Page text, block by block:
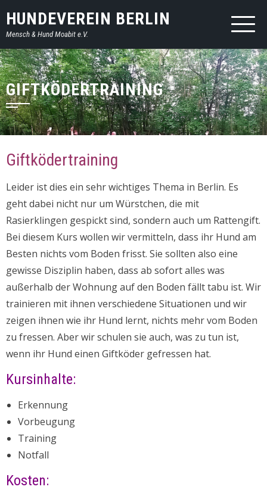
HUNDEVEREIN BERLIN
Mensch & Hund Moabit e.V.
GIFTKÖDERTRAINING
Giftködertraining
Leider ist dies ein sehr wichtiges Thema in Berlin. Es
geht dabei nicht nur um Würstchen, die mit
Rasierklingen gespickt sind, sondern auch um Rattengift.
Bei diesem Kurs wollen wir vermitteln, dass ihr Hund am
Besten nichts vom Boden frisst. Sie sollten also eine
gewisse Disziplin haben, dass ab sofort alles was
außerhalb der Wohnung auf den Boden fällt tabu ist. Wir
trainieren mit ihnen verschiedene Situationen und wir
zeigen ihnen wie ihr Hund lernt, nichts mehr vom Boden
zu fressen. Aber wir schulen sie auch, was zu tun ist,
wenn ihr Hund einen Giftköder gefressen hat.
Kursinhalte:
Erkennung
Vorbeugung
Training
Notfall
Kosten: